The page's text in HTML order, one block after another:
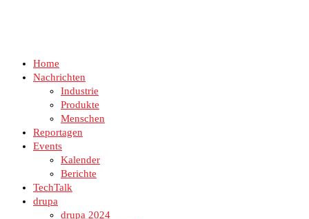
Home
Nachrichten
Industrie
Produkte
Menschen
Reportagen
Events
Kalender
Berichte
TechTalk
drupa
drupa 2024